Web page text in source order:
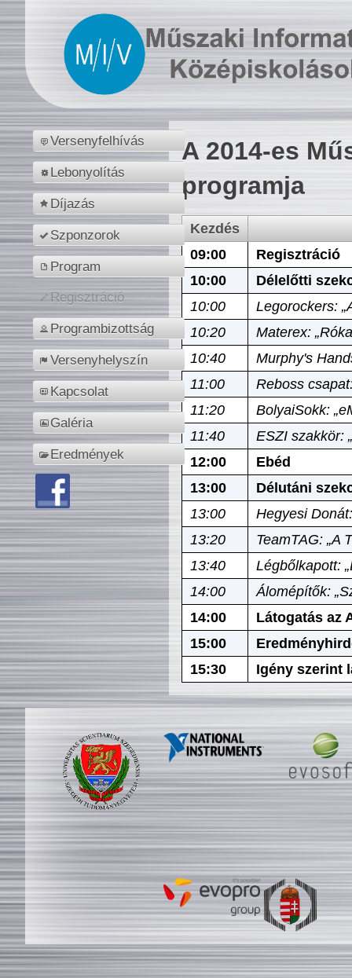
Versenyfelhívás
Lebonyolítás
Díjazás
Szponzorok
Program
Regisztráció
Programbizottság
Versenyhelyszín
Kapcsolat
Galéria
Eredmények
A 2014-es
programja
Kezdés
09:00
Regisztráció
10:00
Délelőtti
10:00
Legorockers:
10:20
Materex:
10:40
Murphy's
11:00
Reboss
11:20
BolyaiSokk:
11:40
ESZI szakkör:
12:00
Ebéd
13:00
Délutáni
13:00
Hegyesi
13:20
TeamTAG: „A
13:40
Légbőlkapott:
14:00
Álomépítők:
14:00
Látogatás az
15:00
15:30
Igény szerint